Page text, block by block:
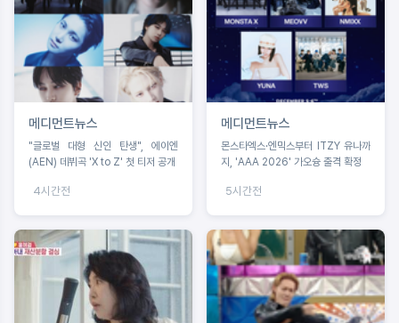
메디먼트뉴스
"글로벌 대형 신인 탄생", 에이엔
(AEN) 데뷔곡 'X to Z' 첫 티저 공개
4시간전
메디먼트뉴스
몬스타엑스·엔믹스부터 ITZY 유나까
지, 'AAA 2026' 가오슝 출격 확정
5시간전